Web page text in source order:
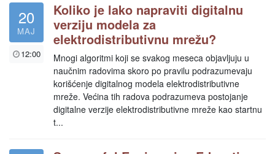
20
MAJ
12:00
Koliko je lako napraviti digitalnu
verziju modela za
elektrodistributivnu mrežu?
Mnogi algoritmi koji se svakog meseca objavljuju u
naučnim radovima skoro po pravilu podrazumevaju
korišćenje digitalnog modela elektrodistributivne
mreže. Većina tih radova podrazumeva postojanje
digitalne verzije elektrodistributivne mreže kao startnu
t...